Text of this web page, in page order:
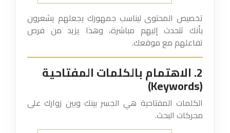
تخصيص المحتوى ليناسب جمهورك يجعلهم يشعرون
بأنك تتحدث إليهم مباشرة، وهذا يزيد من فرص
تفاعلهم مع موقعك.
2. الاهتمام بالكلمات المفتاحية
(Keywords)
الكلمات المفتاحية هي الجسر بينك وبين زوارك على
محركات البحث.